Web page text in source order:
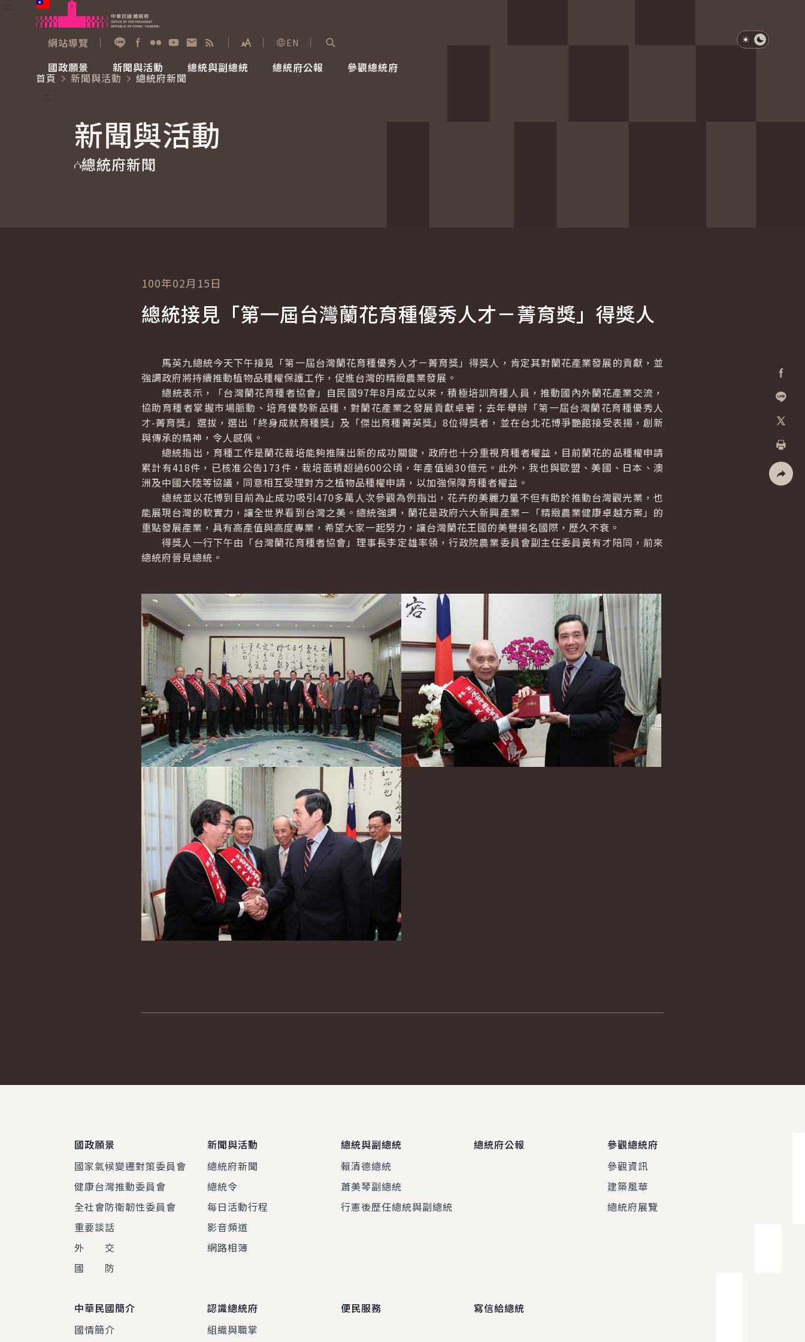
跳到主要內容
網站導覽
展開字級選單
EN
國政願景
國家氣候變遷對策委員會
重要談話
新聞與活動
總統府新聞
影音頻道
總統與副總統
賴清德總統
總統府公報 參觀總統府
參觀資訊
淺色模式
深色模式
首頁
新聞與活動
總統府新聞
新聞與活動
總統府新聞
加入好
列印
100年02月15日
總統接見「第一屆台灣蘭花育種優秀人才－菁育獎」得獎人
馬英九總統今天下午接見「第一屆台灣蘭花育種優秀人才－菁育獎」得獎人，肯定其對蘭花產業發展的貢獻，並
強調政府將持續推動植物品種權保護工作，促進台灣的精緻農業發展。
總統表示，「台灣蘭花育種者協會」自民國97年8月成立以來，積極培訓育種人員，推動國內外蘭花產業交流，
協助育種者掌握市場脈動、培育優勢新品種，對蘭花產業之發展貢獻卓著；去年舉辦「第一屆台灣蘭花育種優秀人
才-菁育獎」選拔，選出「終身成就育種獎」及「傑出育種菁英獎」8位得獎者，並在台北花博爭艷館接受表揚，創新
與傳承的精神，令人感佩。
總統指出，育種工作是蘭花裁培能夠推陳出新的成功關鍵，政府也十分重視育種者權益，目前蘭花的品種權申請
累計有418件，已核准公告173件，栽培面積超過600公頃，年產值逾30億元。此外，我也與歐盟、美國、日本、澳
洲及中國大陸等協議，同意相互受理對方之植物品種權申請，以加強保障育種者權益。
總統並以花博到目前為止成功吸引470多萬人次參觀為例指出，花卉的美麗力量不但有助於推動台灣觀光業，也
能展現台灣的軟實力，讓全世界看到台灣之美。總統強調，蘭花是政府六大新興產業－「精緻農業健康卓越方案」的
重點發展產業，具有高產值與高度專業，希望大家一起努力，讓台灣蘭花王國的美譽揚名國際，歷久不衰。
得獎人一行下午由「台灣蘭花育種者協會」理事長李定雄率領，行政院農業委員會副主任委員黃有才陪同，前來
總統府晉見總統。
國政願景
國家氣候變遷對策委員會
健康台灣推動委員會
全社會防衛韌性委員會
重要談話
外 交
國 防
新聞與活動
總統府新聞
總統令
每日活動行程
影音頻道
網路相簿
總統與副總統
賴清德總統
蕭美琴副總統
行憲後歷任總統與副總統
總統府公報
參觀總統府
參觀資訊
建築風華
總統府展覽
中華民國簡介
國情簡介
認識總統府
組織與職掌
便民服務 寫信給總統